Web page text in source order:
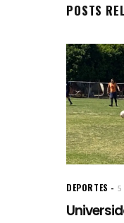
POSTS
DEPORTES 5